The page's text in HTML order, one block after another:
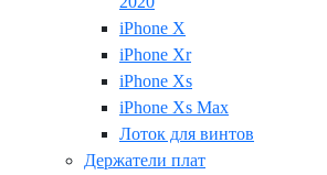
iPhone X
iPhone Xr
iPhone Xs
iPhone Xs Max
Лоток для винтов
Держатели плат